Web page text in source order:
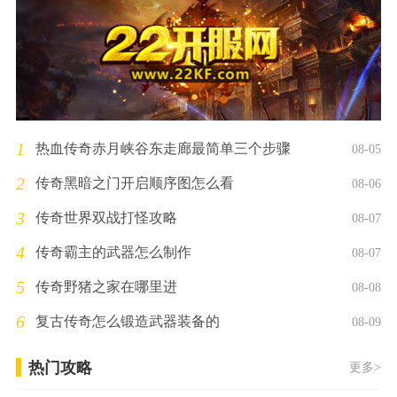
1 热血传奇赤月峡谷东走廊最简单三个步骤 08-05
2 传奇黑暗之门开启顺序图怎么看 08-06
3 传奇世界双战打怪攻略 08-07
4 传奇霸主的武器怎么制作 08-07
5 传奇野猪之家在哪里进 08-08
6 复古传奇怎么锻造武器装备的 08-09
热门攻略 更多>